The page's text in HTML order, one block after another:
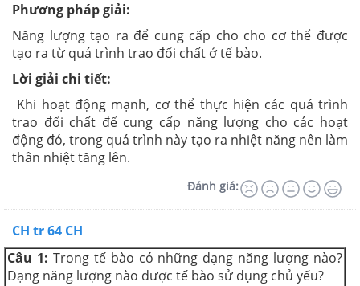
Phương pháp giải:
Năng lượng tạo ra để cung cấp cho cho cơ thể được
tạo ra từ quá trình trao đổi chất ở tế bào.
Lời giải chi tiết:
Khi hoạt động mạnh, cơ thể thực hiện các quá trình
trao đổi chất để cung cấp năng lượng cho các hoạt
động đó, trong quá trình này tạo ra nhiệt năng nên làm
thân nhiệt tăng lên.
Đánh giá:
CH tr 64 CH
Câu 1: Trong tế bào có những dạng năng lượng nào?
Dạng năng lượng nào được tế bào sử dụng chủ yếu?